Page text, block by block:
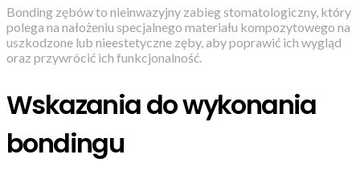
Bonding zębów to nieinwazyjny zabieg stomatologiczny, który
polega na nałożeniu specjalnego materiału kompozytowego na
uszkodzone lub nieestetyczne zęby, aby poprawić ich wygląd
oraz przywrócić ich funkcjonalność.
Wskazania do wykonania
bondingu